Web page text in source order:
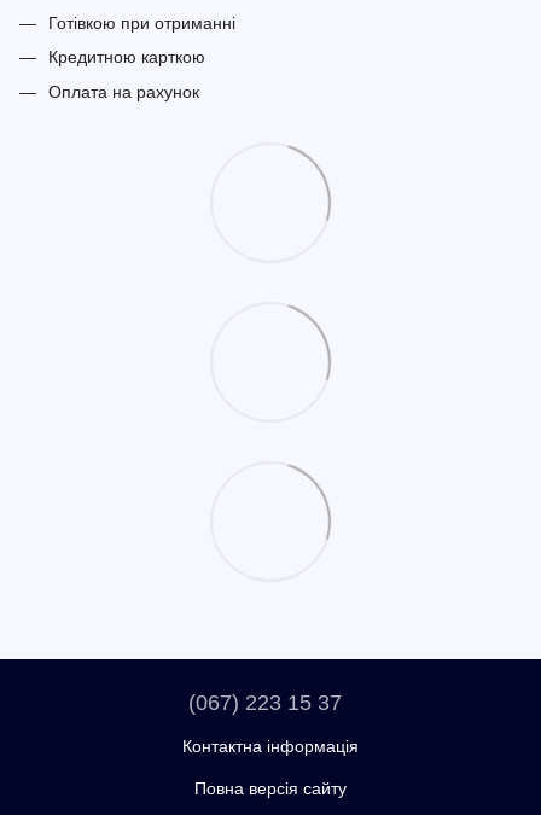
Готівкою при отриманні
Кредитною карткою
Оплата на рахунок
(067) 223 15 37
Контактна інформація
Повна версія сайту